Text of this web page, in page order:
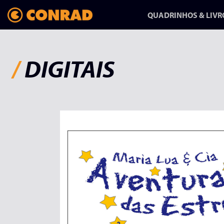
QUADRINHOS &
HQ-REPORTAGEM DE
RAPHA PINHEIRO CHEGA
NA CONRAD
/DIGITAIS